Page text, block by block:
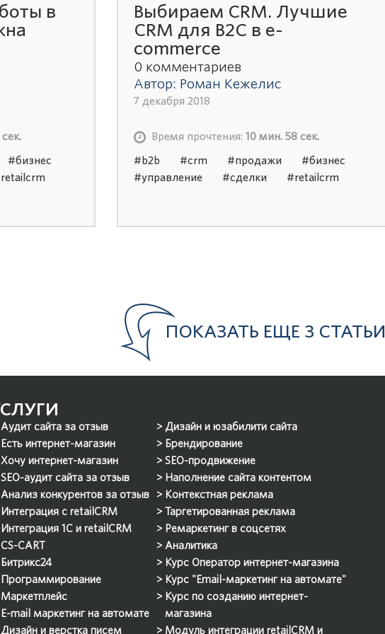
в
#бизнес
Выбираем CRM. Лучшие
CRM для B2С в e-
commerce
0 комментариев
Автор: Роман Кежелис
7 декабря 2018
Время прочтения: 10 мин. 58 сек.
#b2b #crm #продажи
#бизнес
#управление
#сделки
#retailcrm
ПОКАЗАТЬ ЕЩЕ 3 СТАТЬИ
Аудит сайта за отзыв
Есть интернет-магазин
Хочу интернет-магазин
SEO-аудит сайта за отзыв
Анализ конкурентов за отзыв
Интеграция с retailCRM
Интеграция 1С и retailCRM
CS-CART
Битрикс24
Программирование
Маркетплейс
E-mail маркетинг на автомате
Дизайн и верстка писем
Дизайн и юзабилити сайта
Брендирование
SEO-продвижение
Наполнение сайта контентом
Контекстная реклама
Таргетированная реклама
Ремаркетинг в соцсетях
Аналитика
Курс Оператор интернет-магазина
Курс "Email-маркетинг на автомате"
Курс по созданию интернет-
магазина
Модуль интеграции retailCRM и